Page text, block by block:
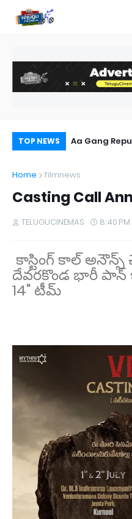
TOP NEWS
Bring
Aa Gang
Home filmnews
Casting Call
TELUGUCINEMAS 8:40 PM
కాస్టింగ్ కాల్
దేవరకొండ భారీ
14" టీమ్